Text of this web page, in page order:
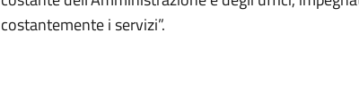
costantemente i servizi”.